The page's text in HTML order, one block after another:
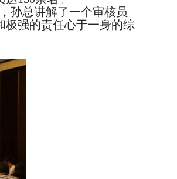
孙总讲解了一个审核员
极强的责任心于一身的综